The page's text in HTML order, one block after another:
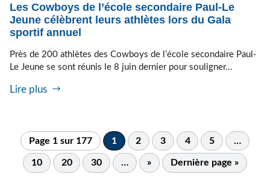
Les Cowboys de l’école secondaire Paul-Le
Jeune célèbrent leurs athlètes lors du Gala
sportif annuel
Près de 200 athlètes des Cowboys de l’école secondaire Paul-
Le Jeune se sont réunis le 8 juin dernier pour souligner...
Lire plus
Page 1 sur 177 1 2 3 4 5 …
10 20 30 … » Dernière page »